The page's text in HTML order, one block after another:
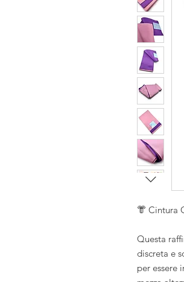
👘 Cintura
Questa
discreta e
per essere